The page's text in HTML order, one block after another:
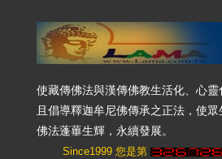
使藏傳佛法與漢傳佛教生活化、心
且倡導釋迦牟尼佛傳承之正法，使眾
佛法蓬蓽生輝，永續發展。
Since1999 您是第